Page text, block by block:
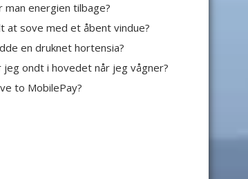
man energien tilbage?
at sove med et åbent vindue?
en druknet hortensia?
ondt i hovedet når jeg vågner?
to MobilePay?